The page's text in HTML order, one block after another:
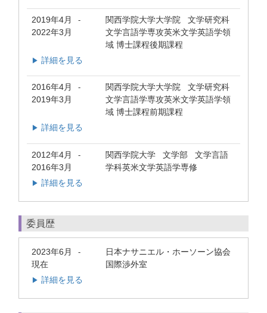
2019年4月 -
2022年3月
関西学院大学大学院 文学研究科
文学言語学専攻英米文学英語学領
域 博士課程後期課程
▶ 詳細を見る
2016年4月 -
2019年3月
関西学院大学大学院 文学研究科
文学言語学専攻英米文学英語学領
域 博士課程前期課程
▶ 詳細を見る
2012年4月 -
2016年3月
関西学院大学 文学部 文学言語
学科英米文学英語学専修
▶ 詳細を見る
委員歴
2023年6月 -
現在
日本ナサニエル・ホーソーン協会
国際渉外室
▶ 詳細を見る